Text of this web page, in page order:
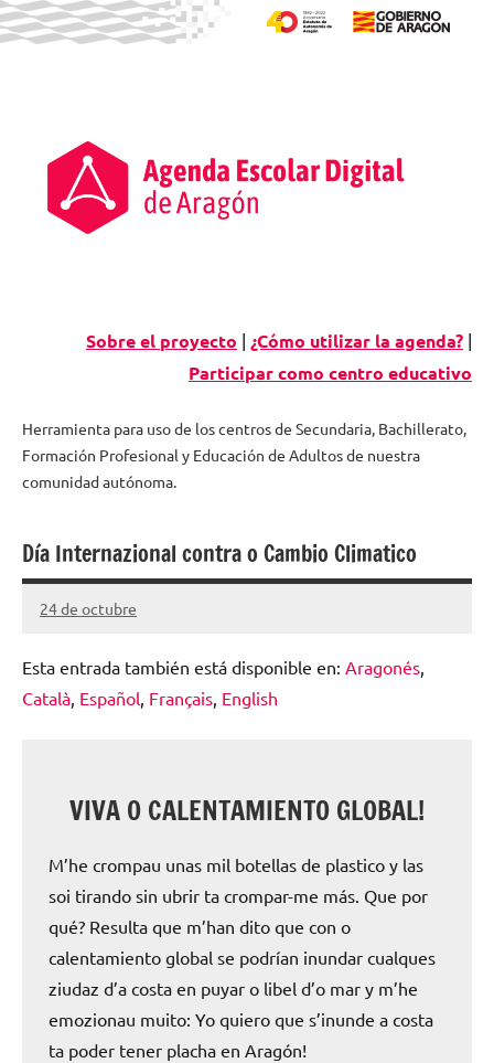
Sobre el proyecto | ¿Cómo utilizar la agenda? |
Participar como centro educativo
Agenda
digital
de
Herramienta para uso de los centros de Secundaria, Bachillerato,
Formación Profesional y Educación de Adultos de nuestra
comunidad autónoma.
Día Internazional contra o Cambio Climatico
24 de octubre
Santiago
Subirá
Esta entrada también está disponible en: Aragonés
Català Español Français English
VIVA O CALENTAMIENTO GLOBAL!
M’he crompau unas mil botellas de plastico y las
soi tirando sin ubrir ta crompar-me más. Que por
qué? Resulta que m’han dito que con o
calentamiento global se podrían inundar cualques
ziudaz d’a costa en puyar o libel d’o mar y m’he
emozionau muito: Yo quiero que s’inunde a costa
ta poder tener placha en Aragón!